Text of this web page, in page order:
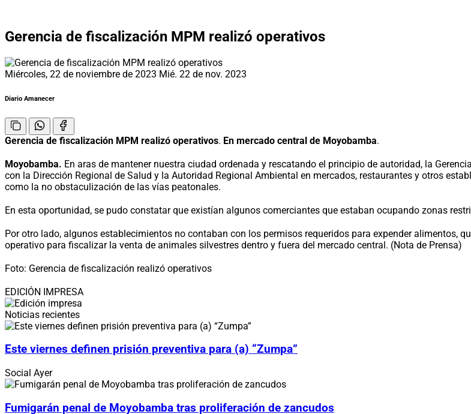
Gerencia de fiscalización MPM realizó operativos
Miércoles, 22 de noviembre de 2023 Mié. 22 de nov. 2023
Diario Amanecer
Gerencia de fiscalización MPM realizó operativos. En mercado central de Moyobamba.
Moyobamba. En aras de mantener nuestra ciudad ordenada y rescatando el principio de autoridad, la
con la Dirección Regional de Salud y la Autoridad Regional Ambiental en mercados, restaurantes y otros
como la no obstaculización de las vías peatonales.
En esta oportunidad, se pudo constatar que existían algunos comerciantes que estaban ocupando zonas
Por otro lado, algunos establecimientos no contaban con los permisos requeridos para expender alimentos,
operativo para fiscalizar la venta de animales silvestres dentro y fuera del mercado central. (Nota de Prensa)
Foto: Gerencia de fiscalización realizó operativos
EDICIÓN IMPRESA
Noticias recientes
Este viernes definen prisión preventiva para (a) “Zumpa”
Social Ayer
Fumigarán penal de Moyobamba tras proliferación de zancudos